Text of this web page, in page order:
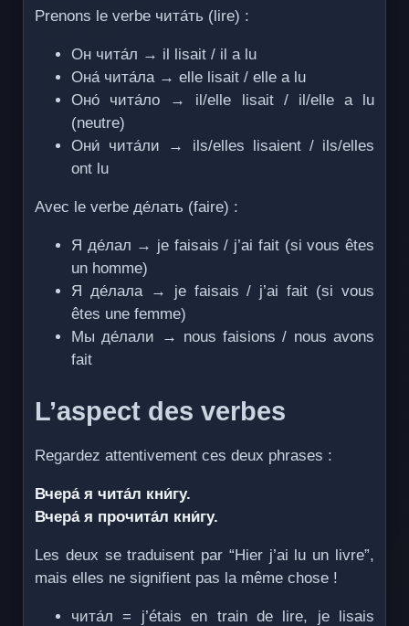
Prenons le verbe чита́ть (lire) :
Он чита́л → il lisait / il a lu
Она́ чита́ла → elle lisait / elle a lu
Оно́ чита́ло → il/elle lisait / il/elle a lu
(neutre)
Они́ чита́ли → ils/elles lisaient / ils/elles
ont lu
Avec le verbe де́лать (faire) :
Я де́лал → je faisais / j’ai fait (si vous êtes
un homme)
Я де́лала → je faisais / j’ai fait (si vous
êtes une femme)
Мы де́лали → nous faisions / nous avons
fait
L’aspect des verbes
Regardez attentivement ces deux phrases :
Вчера́ я чита́л кни́гу.
Вчера́ я прочита́л кни́гу.
Les deux se traduisent par “Hier j’ai lu un livre”,
mais elles ne signifient pas la même chose !
чита́л = j’étais en train de lire, je lisais